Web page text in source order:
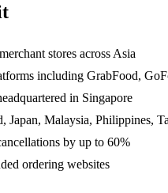
stores across Asia
including GrabFood,
in Singapore
Japan, Malaysia, Philippines,
by up to 60%
ordering websites